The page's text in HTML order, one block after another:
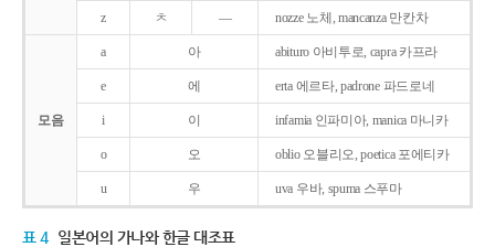
z ㅊ ― nozze 노체, mancanza 만칸차
모음
a 아 abituro 아비투로, capra 카프라
e 에 erta 에르타, padrone 파드로네
i 이 infamia 인파미아, manica 마니카
o 오 oblio 오블리오, poetica 포에티카
u 우 uva 우바, spuma 스푸마
표 4 일본어의 가나와 한글 대조표